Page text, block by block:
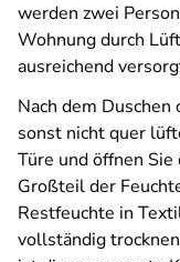
werden zwei
Wohnung durch
ausreichend
Nach dem
sonst nicht quer
Türe und öffnen
Großteil der
Restfeuchte in
vollständig